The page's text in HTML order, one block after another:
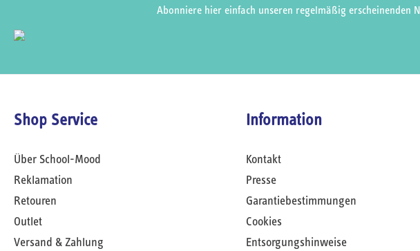
Abonniere hier einfach unseren regelmäßig erscheinenden
Shop Service
Über School-Mood
Reklamation
Retouren
Outlet
Versand & Zahlung
Information
Kontakt
Presse
Garantiebestimmungen
Cookies
Entsorgungshinweise